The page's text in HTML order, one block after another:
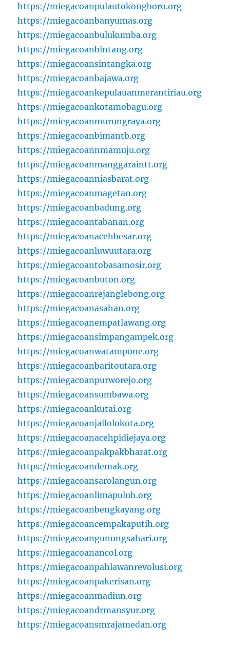
https://miegacoanpulautokongboro.org
https://miegacoanbanyumas.org
https://miegacoanbulukumba.org
https://miegacoanbintang.org
https://miegacoansintangka.org
https://miegacoanbajawa.org
https://miegacoankepulauanmerantiriau.org
https://miegacoankotamobagu.org
https://miegacoanmurungraya.org
https://miegacoanbimantb.org
https://miegacoannmamuju.org
https://miegacoanmanggaraintt.org
https://miegacoanniasbarat.org
https://miegacoanmagetan.org
https://miegacoanbadung.org
https://miegacoantabanan.org
https://miegacoanacehbesar.org
https://miegacoanluwuutara.org
https://miegacoantobasamosir.org
https://miegacoanbuton.org
https://miegacoanrejanglebong.org
https://miegacoanasahan.org
https://miegacoanempatlawang.org
https://miegacoansimpangampek.org
https://miegacoanwatampone.org
https://miegacoanbaritoutara.org
https://miegacoanpurworejo.org
https://miegacoansumbawa.org
https://miegacoankutai.org
https://miegacoanjailolokota.org
https://miegacoanacehpidiejaya.org
https://miegacoanpakpakbharat.org
https://miegacoandemak.org
https://miegacoansarolangun.org
https://miegacoanlimapuluh.org
https://miegacoanbengkayang.org
https://miegacoancempakaputih.org
https://miegacoangunungsahari.org
https://miegacoanancol.org
https://miegacoanpahlawanrevolusi.org
https://miegacoanpakerisan.org
https://miegacoanmadiun.org
https://miegacoandrmansyur.org
https://miegacoansmrajamedan.org